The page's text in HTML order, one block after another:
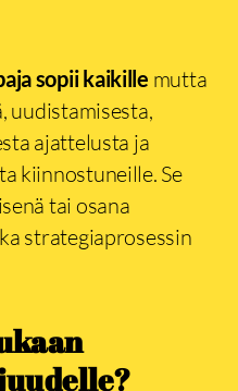
sopii kaikille mutta
uudistamisesta,
ajattelusta ja
kiinnostuneille. Se
tai osana
strategiaprosessin